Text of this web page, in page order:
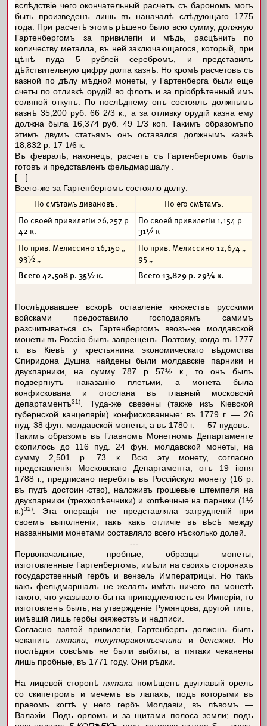
вслѣдствіе чего окончательный расчетъ съ барономъ могъ
быть произведенъ лишь въ наначалѣ слѣдующаго 1775
года. При расчетѣ этомъ рѣшено было всю сумму, должную
Гартенбергомъ за привилегіи и мѣдь, расцѣнить по
количеству металла, въ ней заключающагося, который, при
цѣнѣ пуда 5 рублей серебромъ, и представилъ
дѣйствительную цифру долга казнѣ. Но кромѣ расчетовъ съ
казной по дѣлу мѣдной монеты, у Гартенберга были еще
счеты по отливкѣ орудій во флотъ и за пріобрѣтенный имъ
соляной откупъ. По послѣднему онъ состоялъ должнымъ
казнѣ 35,200 руб. 66 2/3 к., а за отливку орудій казна ему
должна была 16,374 руб. 49 1/3 коп. Такимъ образомъпо
этимъ двумъ статьямъ онъ оставался должнымъ казнѣ
18,832 р. 17 1/6 к.
Въ февралѣ, наконецъ, расчетъ съ Гартенбергомъ былъ
готовъ и представленъ фельдмаршалу .
[…]
Всего-же за Гартенбергомъ состояло долгу:
По смѣтамъ дивановъ:
По его смѣтамъ:
По своей привилегіи 26,257 р.
42 к.
По своей привилегіи 1,154 р.
31¼ к
По прив. Мелиссино 16,150 „
93½ „
По прив. Мелиссино 12,674 „
95 „
Всего 42,508 р. 35½ к.
Всего 13,829 р. 29¼ к.
Послѣдовавшее вскорѣ оставленіе княжествъ русскими
войсками предоставило господарямъ самимъ
разсчитываться съ Гартенбергомъ ввозъ-же молдавской
монеты въ Россію былъ запрещенъ. Поэтому, когда въ 1777
г. въ Кіевѣ у крестьянина экономическаго вѣдомства
Спиридона Душна найдены были молдавскіе парники и
двухпарники, на сумму 787 р 57½ к., то онъ былъ
подвергнутъ наказанію плетьми, а монета была
конфискована и отослана въ главный московскій
департаментъ31)
. Туда-же свезены (также изъ Кіевской
губернской канцеляріи) конфискованные: въ 1779 г. — 26
пуд. 38 фун. молдавской монеты, а въ 1780 г. — 57 пудовъ.
Такимъ образомъ въ Главномъ Монетномъ Департаменте
скопилось до 116 пуд. 24 фун. молдавской монеты, на
сумму 2,501 р. 73 к. Всю эту монету, согласно
представленія Московскаго Департамента, отъ 19 іюня
1788 г., предписано перебить въ Россійскую монету (16 р.
въ пудѣ достоин¬ство), наложивъ грошевые штемпеля на
двухпарники (трехкопѣечники) и копѣечные на парники (1½
к.)32)
. Эта операція не представляла затрудненій при
своемъ выполненіи, такъ какъ отличіе въ вѣсѣ между
названными монетами составляло всего нѣсколько долей.
---
Первоначальные, пробные, образцы монеты,
изготовленные Гартенбергомъ, имѣли на своихъ сторонахъ
государственный гербъ и вензель Императрицы. Но такъ
какъ фельдмаршалъ не желалъ имѣть ничего па монетѣ
такого, что указывало-бы на принадлежность ея Имперіи, то
изготовленъ былъ, на утвержденіе Румянцова, другой типъ,
имѣвшій лишь гербы княжествъ и надписи.
Согласно взятой привилегіи, Гартенбергъ долженъ былъ
чеканить пятаки полуторакопѣечники и денежки . Но
послѣднія совсѣмъ не были выбиты, а пятаки чеканены
лишь пробные, въ 1771 году. Они рѣдки.
На лицевой сторонѣ пятака помѣщенъ двуглавый орелъ
со скипетромъ и мечемъ въ лапахъ, подъ которыми въ
правомъ когтѣ у него гербъ Молдавіи, въ лѣвомъ —
Валахіи. Подъ орломъ и за щитами полоса земли; подъ